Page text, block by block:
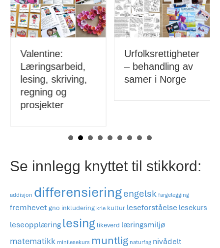
Valentine:
Læringsarbeid,
lesing, skriving,
regning og
prosjekter
Urfolksrettigheter
– behandling av
samer i Norge
Se innlegg knyttet til stikkord:
addisjon differensieringengelsk fargelegging
fremhevet gno inkludering krle kultur leseforståelse lesekurs
leseopplæring lesing likeverd læringsmiljø
matematikk minilesekurs muntlig naturfag nivådelt